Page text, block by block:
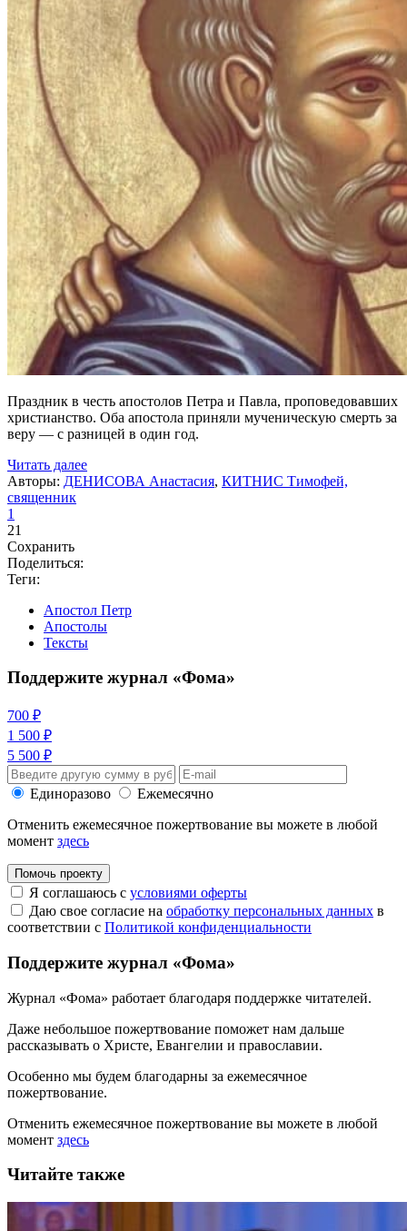
Праздник в честь апостолов Петра и Павла, проповедовавших
христианство. Оба апостола приняли мученическую смерть за
веру — с разницей в один год.
Читать далее
Авторы: ДЕНИСОВА Анастасия, КИТНИС Тимофей,
священник
1
21
Сохранить
Поделиться:
Теги:
Апостол Петр
Апостолы
Тексты
Поддержите журнал «Фома»
700 ₽
1 500 ₽
5 500 ₽
Единоразово
Ежемесячно
Отменить ежемесячное пожертвование вы можете в любой
момент здесь
Помочь проекту
Я соглашаюсь с условиями оферты
Даю свое согласие на обработку персональных данных в
соответствии с Политикой конфиденциальности
Поддержите журнал «Фома»
Журнал «Фома» работает благодаря поддержке читателей.
Даже небольшое пожертвование поможет нам дальше
рассказывать о Христе, Евангелии и православии.
Особенно мы будем благодарны за ежемесячное
пожертвование.
Отменить ежемесячное пожертвование вы можете в любой
момент здесь
Читайте также